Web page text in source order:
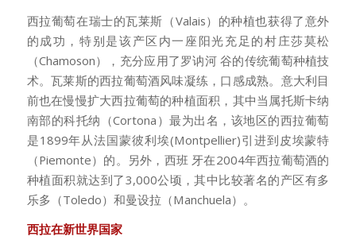
西拉葡萄在瑞士的瓦莱斯（Valais）的种植也获得了意外
的成功，特别是该产区内一座阳光充足的村庄莎莫松
（Chamoson），充分应用了罗讷河 谷的传统葡萄种植技
术。瓦莱斯的西拉葡萄酒风味凝练，口感成熟。意大利目
前也在慢慢扩大西拉葡萄的种植面积，其中当属托斯卡纳
南部的科托纳（Cortona）最为出名，该地区的西拉葡萄
是1899年从法国蒙彼利埃(Montpellier)引进到皮埃蒙特
（Piemonte）的。另外，西班 牙在2004年西拉葡萄酒的
种植面积就达到了3,000公顷，其中比较著名的产区有多
乐多（Toledo）和曼设拉（Manchuela）。
西拉在新世界国家